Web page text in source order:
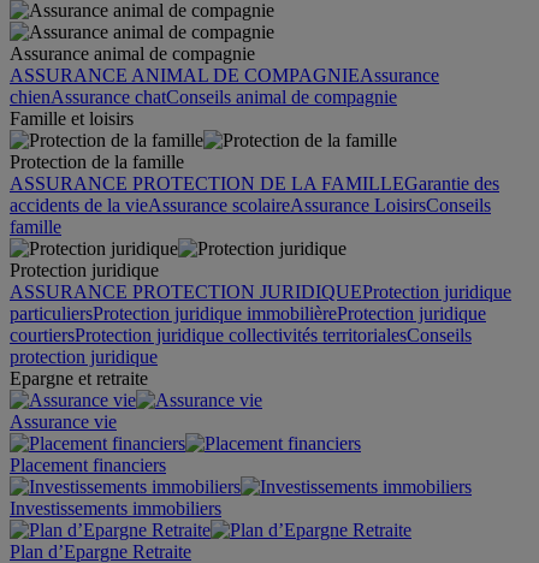
Assurance animal de compagnie
ASSURANCE ANIMAL DE COMPAGNIEAssurance
chienAssurance chatConseils animal de compagnie
Famille et loisirs
Protection de la famille
ASSURANCE PROTECTION DE LA FAMILLEGarantie des
accidents de la vieAssurance scolaireAssurance LoisirsConseils
famille
Protection juridique
ASSURANCE PROTECTION JURIDIQUEProtection juridique
particuliersProtection juridique immobilièreProtection juridique
courtiersProtection juridique collectivités territorialesConseils
protection juridique
Epargne et retraite
Assurance vie
Placement financiers
Investissements immobiliers
Plan d’Epargne Retraite